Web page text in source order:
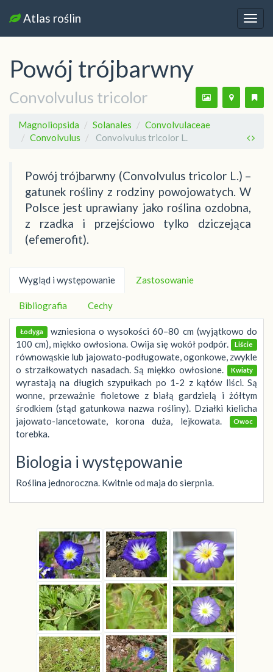
Atlas roślin
Powój trójbarwny
Convolvulus tricolor
Magnoliopsida Solanales
Convolvulaceae
Convolvulus
Convolvulus tricolor L.
Powój trójbarwny (Convolvulus tricolor L.) –
gatunek rośliny z rodziny powojowatych. W
Polsce jest uprawiany jako roślina ozdobna,
z rzadka i przejściowo tylko dziczejąca
(efemerofit).
Wygląd i występowanie Zastosowanie
Bibliografia Cechy
Łodyga wzniesiona o wysokości 60–80 cm (wyjątkowo do
100 cm), miękko owłosiona. Owija się wokół podpór.
Liście
równowąskie lub jajowato-podługowate, ogonkowe, zwykle
o strzałkowatych nasadach. Są miękko owłosione.
Kwiaty
wyrastają na długich szypułkach po 1-2 z kątów liści. Są
wonne, przeważnie fioletowe z białą gardzielą i żółtym
środkiem (stąd gatunkowa nazwa rośliny). Działki kielicha
jajowato-lancetowate, korona duża, lejkowata.
Owoc
torebka.
Biologia i występowanie
Roślina jednoroczna. Kwitnie od maja do sierpnia.